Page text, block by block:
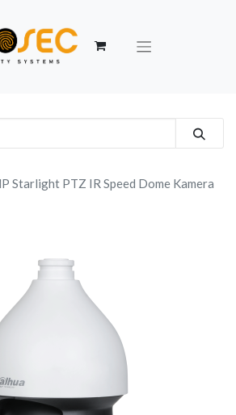
Starlight PTZ IR Speed Dome Kamera